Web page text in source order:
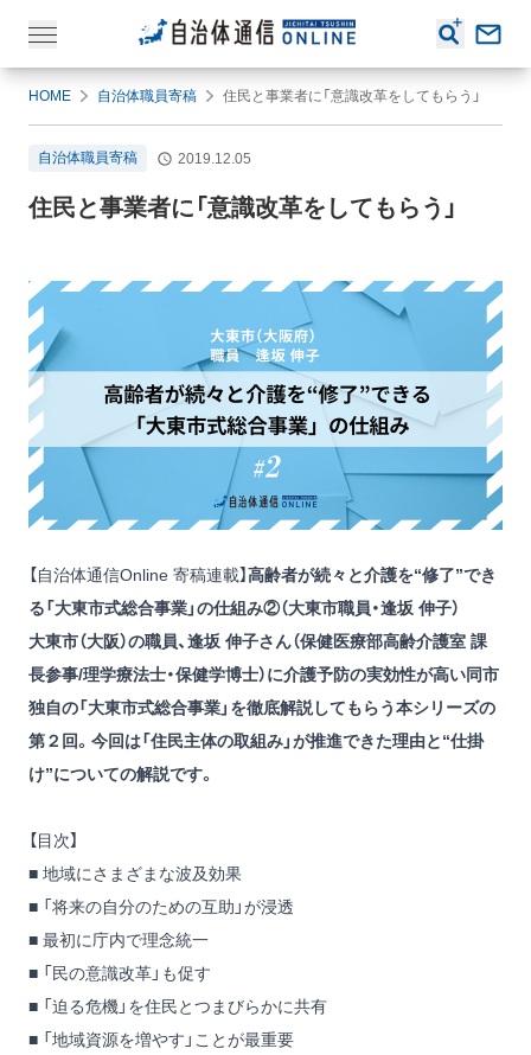
HOME 自治体職員寄稿 住民と事業者に「意識改革をしてもらう」
自治体職員寄稿 2019.12.05
住民と事業者に「意識改革をしてもらう」
【自治体通信Online 寄稿連載】高齢者が続々と介護を“修了”でき
る「大東市式総合事業」の仕組み②（大東市職員・逢坂 伸子）
大東市（大阪）の職員、逢坂 伸子さん（保健医療部高齢介護室 課
長参事/理学療法士・保健学博士）に介護予防の実効性が高い同市
独自の「大東市式総合事業」を徹底解説してもらう本シリーズの
第２回。今回は「住民主体の取組み」が推進できた理由と“仕掛
け”についての解説です。
【目次】
■ 地域にさまざまな波及効果
■ 「将来の自分のための互助」が浸透
■ 最初に庁内で理念統一
■ 「民の意識改革」も促す
■ 「迫る危機」を住民とつまびらかに共有
■ 「地域資源を増やす」ことが最重要